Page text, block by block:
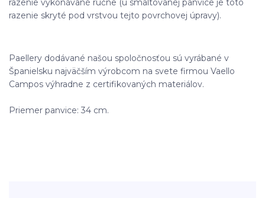
razenie vykonávané ručne (u smaltovanej panvice je toto
razenie skryté pod vrstvou tejto povrchovej úpravy).
Paellery dodávané našou spoločnosťou sú vyrábané v
Španielsku najväčším výrobcom na svete firmou Vaello
Campos výhradne z certifikovaných materiálov.
Priemer panvice: 34 cm.